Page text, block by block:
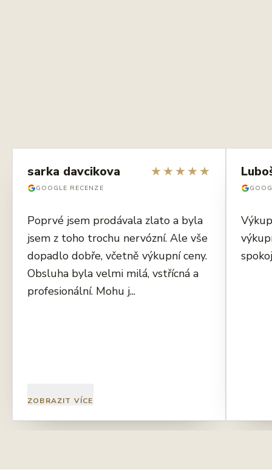
sarka davcikova
GOOGLE RECENZE
★★★★★
Poprvé jsem prodávala zlato a byla
jsem z toho trochu nervózní. Ale vše
dopadlo dobře, včetně výkupní ceny.
Obsluha byla velmi milá, vstřícná a
profesionální. Mohu j...
ZOBRAZIT VÍCE